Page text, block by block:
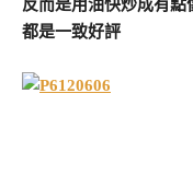
反而是用油快炒成有
都是一致好評